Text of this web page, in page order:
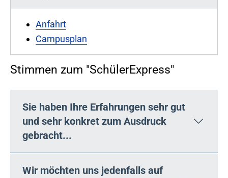
Anfahrt
Campusplan
Stimmen zum ​"SchülerE​​xpress"
Sie haben Ihre Erfahrungen sehr gut
und sehr konkret zum Ausdruck
gebracht...
Wir möchten uns jedenfalls auf